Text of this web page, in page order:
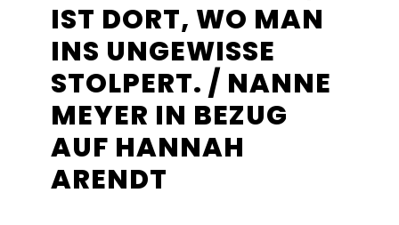
IST DORT, WO MAN
INS UNGEWISSE
STOLPERT. / NANNE
MEYER IN BEZUG
AUF HANNAH
ARENDT